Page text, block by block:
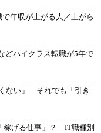
年収が上がる人／上がら
どハイクラス転職が5年で
ない」 それでも「引き
稼げる仕事」？ IT職種別